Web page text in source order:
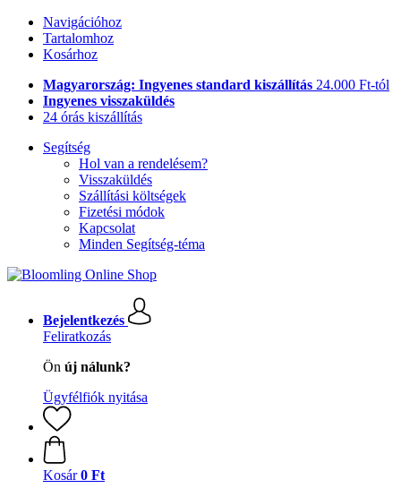
Navigációhoz
Tartalomhoz
Kosárhoz
Magyarország: Ingyenes standard kiszállítás 24.000 Ft-tól
Ingyenes visszaküldés
24 órás kiszállítás
Segítség
Hol van a rendelésem?
Visszaküldés
Szállítási költségek
Fizetési módok
Kapcsolat
Minden Segítség-téma
Bejelentkezés
Feliratkozás
Ön új nálunk?
Ügyfélfiók nyitása
Kosár 0 Ft